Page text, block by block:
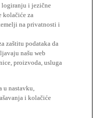
logiranju i jezične
kolačiće za
na privatnosti i
zaštitu podataka da
našu web
proizvoda, usluga
nastavku,
i kolačiće